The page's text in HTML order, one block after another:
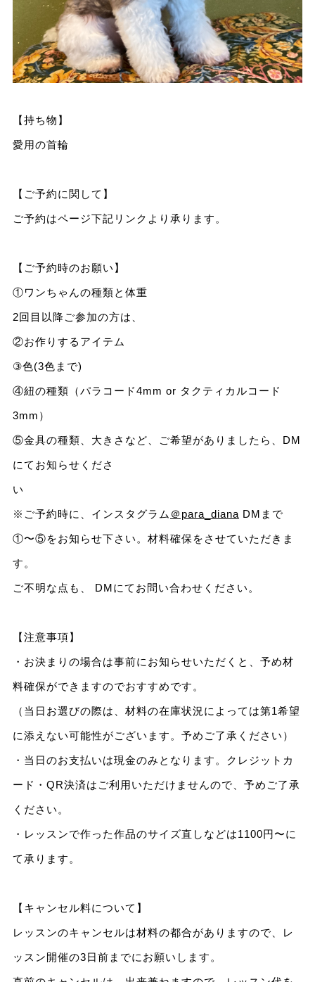
【持ち物】
愛用の首輪
【ご予約に関して】
ご予約はページ下記リンクより承ります。
【ご予約時のお願い】
①ワンちゃんの種類と体重
2回目以降ご参加の方は、
②お作りするアイテム
③色(3色まで)
④紐の種類（パラコード4mm or タクティカルコード
3mm）
⑤金具の種類、大きさなど、ご希望がありましたら、DM
にてお知らせくださ
※ご予約時に、インスタグラム ＠para_diana DMまで
①〜⑤をお知らせ下さい。材料確保をさせていただきま
す。
ご不明な点も、 DMにてお問い合わせください。
【注意事項】
・お決まりの場合は事前にお知らせいただくと、予め材
料確保ができますのでおすすめです。
（当日お選びの際は、材料の在庫状況によっては第1希望
に添えない可能性がございます。予めご了承ください）
・当日のお支払いは現金のみとなります。クレジットカ
ード・QR決済はご利用いただけませんので、予めご了承
ください。
・レッスンで作った作品のサイズ直しなどは1100円〜に
て承ります。
【キャンセル料について】
レッスンのキャンセルは材料の都合がありますので、レ
ッスン開催の3日前までにお願いします。